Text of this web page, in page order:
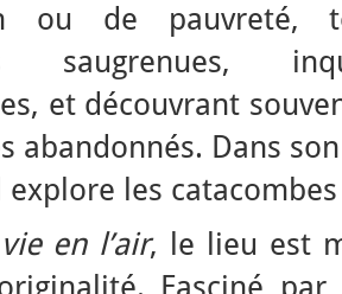
ou de
saugrenues,
et découvrant
abandonnés. Dans
explore les
en l’air, le lieu est
Fasciné